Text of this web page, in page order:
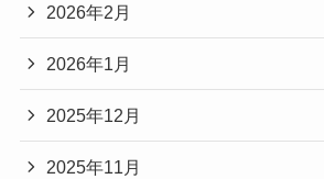
2026年2月
2026年1月
2025年12月
2025年11月